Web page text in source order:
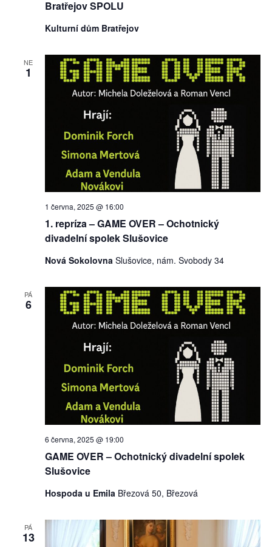
Bratřejov SPOLU
Kulturní dům Bratřejov
NE
1
1. repríza – GAME OVER – Ochotnický
divadelní spolek Slušovice
1 června, 2025 @ 16:00
Nová Sokolovna Slušovice, nám. Svobody 34
PÁ
6
GAME OVER – Ochotnický divadelní spolek
Slušovice
6 června, 2025 @ 19:00
Hospoda u Emila Březová 50, Březová
PÁ
13